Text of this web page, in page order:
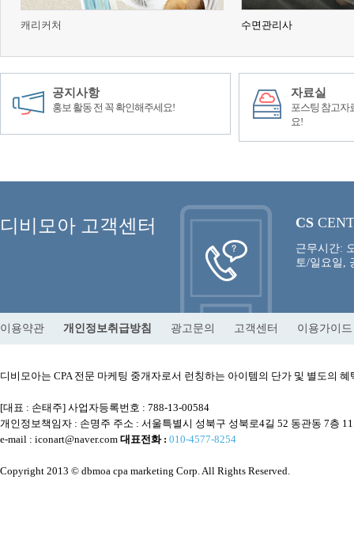
캐리커처 수면관리사
공지사항
홍보 활동 전 꼭 확인해주세요!
자료실
포스팅 참고자
요!
디비모아 고객센터 CS
근무시간:
토/일요일,
이용약관 개인정보취급방침 광고문의 고객센터 이용가이드
디비모아는 CPA 전문 마케팅 중개자로서 런칭하는 아이템의 단가 및 별도의
[대표 : 손태주] 사업자등록번호 : 788-13-00584
개인정보책임자 : 손명주 주소 : 서울특별시 성북구 성북로4길 52 동관동 7층
e-mail : iconart@naver.com 대표전화 : 010-4577-8254
Copyright 2013 © dbmoa cpa marketing Corp. All Rights Reserved.